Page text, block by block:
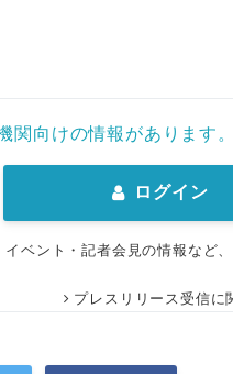
関向けの情報があります。
ログイン
ベント・記者会見の情報など
プレスリリース受信に